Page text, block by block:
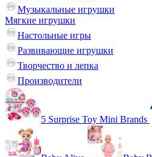
Музыкальные игрушки
Мягкие игрушки
Настольные игры
Развивающие игрушки
Творчество и лепка
Производители
5 Surprise Toy Mini Brands